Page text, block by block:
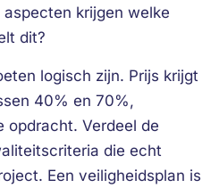
krijgen welke
dit?
logisch zijn. Prijs krijgt
40% en 70%,
opdracht. Verdeel de
die echt
Een veiligheidsplan is